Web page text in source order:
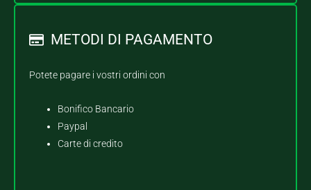
METODI DI PAGAMENTO
Potete pagare i vostri ordini con
Bonifico Bancario
Paypal
Carte di credito